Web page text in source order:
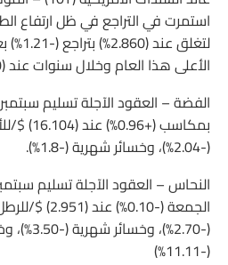
استمرت في التراجع في ظل ارتفاع
لتغلق
الأعلى هذا العام وخلال سنوات عند (3.00%).
الفضة – العقود الآجلة تسليم
بمكاسب
(-2.04%)، وخسائر شهرية (-1.8%).
النحاس – العقود الآجلة تسليم
الجمعة (-
(-2.70%)،
(-11.11%)